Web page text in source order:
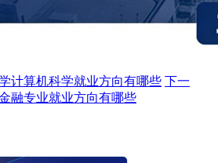
计算机科学就业方向有哪些 下一
融专业就业方向有哪些